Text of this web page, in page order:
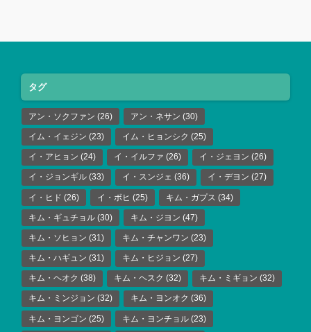
タグ
アン・ソクファン (26) アン・ネサン (30)
イム・イェジン (23) イム・ヒョンシク (25)
イ・アヒョン (24) イ・イルファ (26) イ・ジェヨン (26)
イ・ジョンギル (33) イ・スンジェ (36) イ・デヨン (27)
イ・ヒド (26) イ・ボヒ (25) キム・ガプス (34)
キム・ギュチョル (30) キム・ジヨン (47)
キム・ソヒョン (31) キム・チャンワン (23)
キム・ハギュン (31) キム・ヒジョン (27)
キム・ヘオク (38) キム・ヘスク (32) キム・ミギョン (32)
キム・ミンジョン (32) キム・ヨンオク (36)
キム・ヨンゴン (25) キム・ヨンチョル (23)